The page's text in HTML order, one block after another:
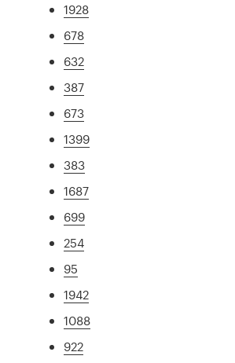
1928
678
632
387
673
1399
383
1687
699
254
95
1942
1088
922